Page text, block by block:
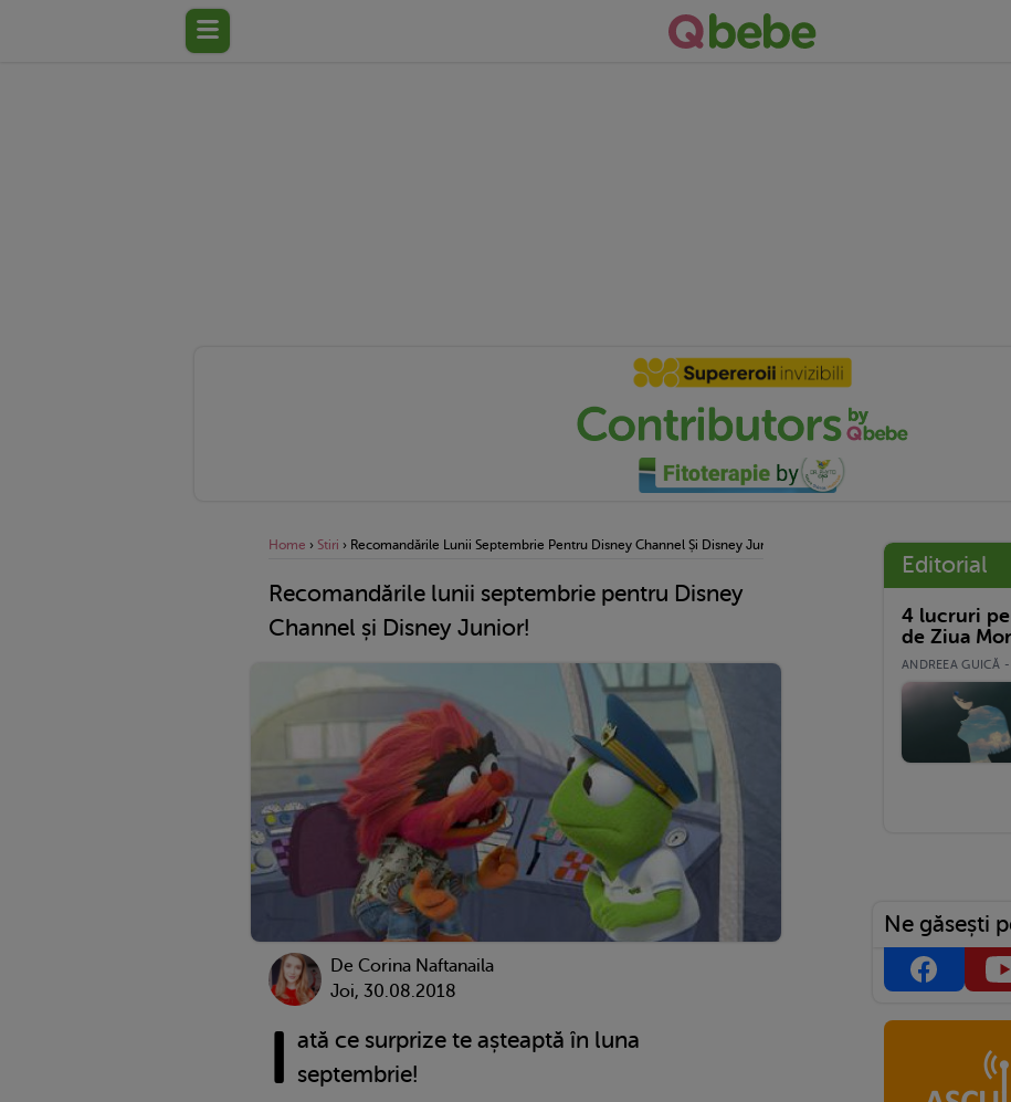
Home › Stiri › Recomandările Lunii Septembrie Pentru Disney Channel Și Disney Junior!
Recomandările lunii septembrie pentru Disney
Channel și Disney Junior!
De Corina Naftanaila
Joi, 30.08.2018
I ată ce surprize te așteaptă în luna
septembrie!
Editorial
4 lucruri
de Ziua
ANDREEA GUICĂ
Ne găsești